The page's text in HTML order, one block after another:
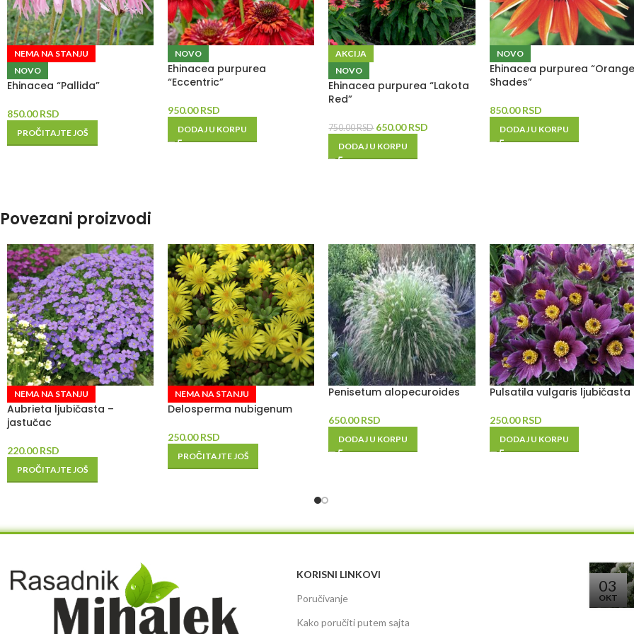
NEMA NA STANJU
NOVO
Ehinacea “Pallida”
850.00RSD
PROČITAJTE JOŠ
NOVO
Ehinacea purpurea
“Eccentric”
950.00RSD
DODAJ U KORPU
AKCIJA
NOVO
Ehinacea purpurea “Lakota
Red”
750.00RSD 650.00RSD
DODAJ U KORPU
NOVO
Ehinacea purpurea “Orange
Shades”
850.00RSD
DODAJ U KORPU
Povezani proizvodi
NEMA NA STANJU
Aubrieta ljubičasta –
jastučac
220.00RSD
PROČITAJTE JOŠ
NEMA NA STANJU
Delosperma nubigenum
250.00RSD
PROČITAJTE JOŠ
Penisetum alopecuroides
650.00RSD
DODAJ U KORPU
Pulsatila vulgaris ljubičasta
250.00RSD
DODAJ U KORPU
KORISNI LINKOVI
Poručivanje
Kako poručiti putem sajta
03
OKT